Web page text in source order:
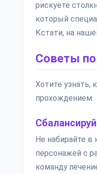
рискуете
который
Кстати, на
Советы по
Хотите узнать,
прохождением.
Не набирайте в
персонажей с
команду